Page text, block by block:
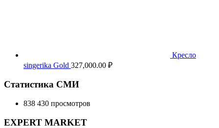
Кресло
singerika Gold 327,000.00 ₽
Статистика СМИ
838 430 просмотров
EXPERT MARKET